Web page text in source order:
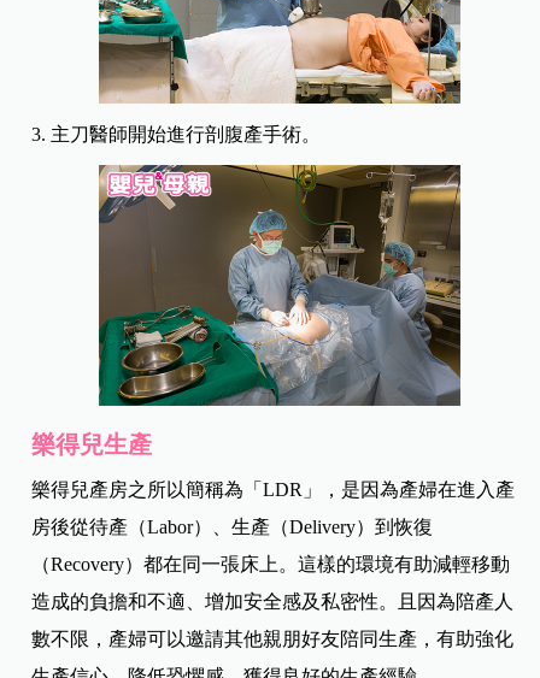
3. 主刀醫師開始進行剖腹產手術。
樂得兒生產
樂得兒產房之所以簡稱為「LDR」，是因為產婦在進入產
房後從待產（Labor）、生產（Delivery）到恢復
（Recovery）都在同一張床上。這樣的環境有助減輕移動
造成的負擔和不適、增加安全感及私密性。且因為陪產人
數不限，產婦可以邀請其他親朋好友陪同生產，有助強化